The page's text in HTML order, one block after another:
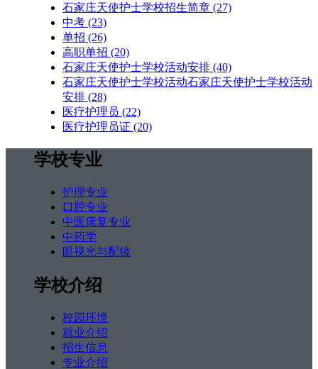
石家庄天使护士学校招生简章 (27)
中考 (23)
单招 (26)
高职单招 (20)
石家庄天使护士学校活动安排 (40)
石家庄天使护士学校活动石家庄天使护士学校活动
安排 (28)
医疗护理员 (22)
医疗护理员证 (20)
学校专业
护理专业
口腔专业
中医康复专业
中药学
眼视光与配镜
学校介绍
校园环境
就业介绍
招生信息
专业介绍